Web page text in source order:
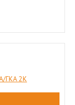
ГКА 2K